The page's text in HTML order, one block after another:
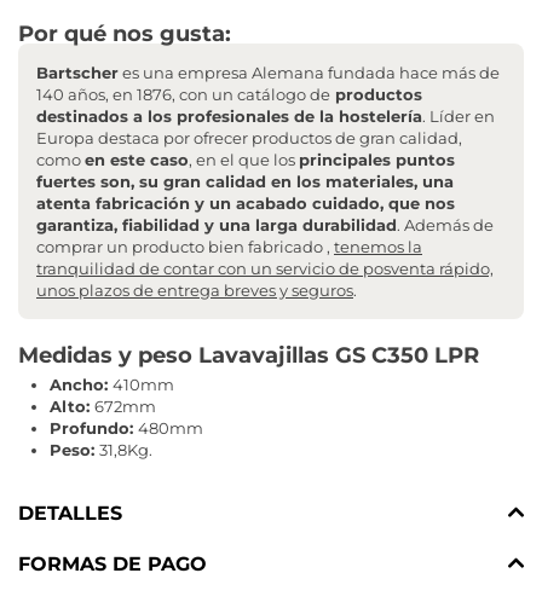
Por qué nos gusta:
Bartscheres una empresa Alemana fundada hace más de
140 años, en 1876, con un catálogo de productos
destinados a los profesionales de la hostelería. Líder en
Europa destaca por ofrecer productos de gran calidad,
comoen este caso, en el que los principales puntos
fuertes son, su gran calidad en los materiales, una
atenta fabricación y un acabado cuidado, que nos
garantiza, fiabilidad y una larga durabilidad. Además de
comprar un producto bien fabricado , tenemos la
tranquilidad de contar con un servicio de posventa rápido,
unos plazos de entrega breves y seguros.
Medidas y peso Lavavajillas GS C350 LPR
Ancho: 410mm
Alto: 672mm
Profundo: 480mm
Peso: 31,8Kg.
DETALLES
FORMAS DE PAGO